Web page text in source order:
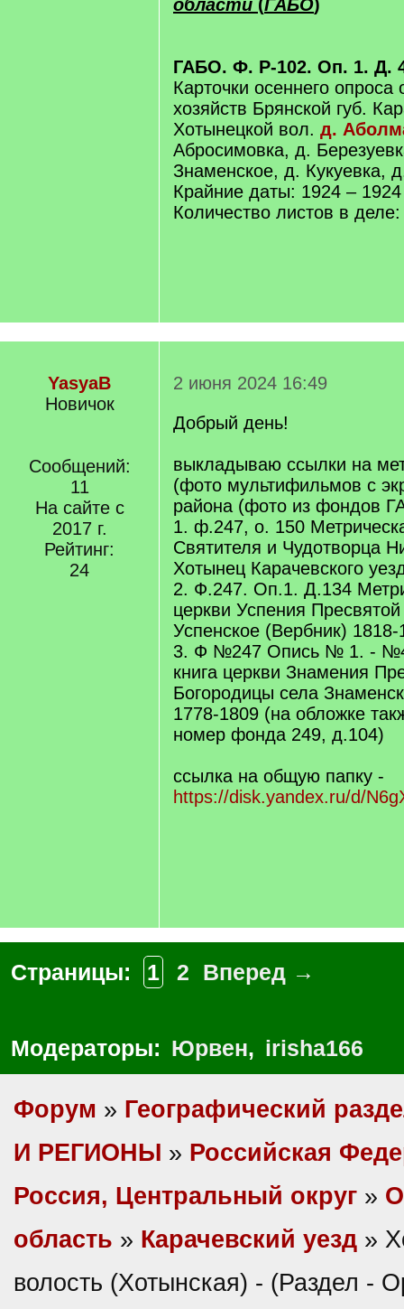
области (ГАБО)
ГАБО. Ф. Р-102. Оп. 1. Д.
Карточки осеннего опроса
хозяйств Брянской губ.
Хотынецкой вол. д.
Абросимовка, д.
Знаменское, д. Кукуевка,
Крайние даты: 1924 – 1924
Количество листов в
YasyaB
Новичок
Сообщений:
11
На сайте с
2017 г.
Рейтинг:
24
2 июня 2024 16:49
Добрый день!
выкладываю ссылки на
(фото мультифильмов с
района (фото из фондов
1. ф.247, о. 150
Святителя и Чудотворца
Хотынец Карачевского
2. Ф.247. Оп.1. Д.134
церкви Успения
Успенское (Вербник) 1818-
3. Ф №247 Опись № 1. -
книга церкви Знамения
Богородицы села
1778-1809 (на обложке
номер фонда 249, д.104)
ссылка на общую папку -
https://disk.yandex.ru/d/
Страницы: 1 2 Вперед →
Модераторы: Юрвен, irisha166
Форум » Географический
И РЕГИОНЫ » Российская
Россия, Центральный округ »
область » Карачевский уезд »
волость (Хотынская) - (Раздел -